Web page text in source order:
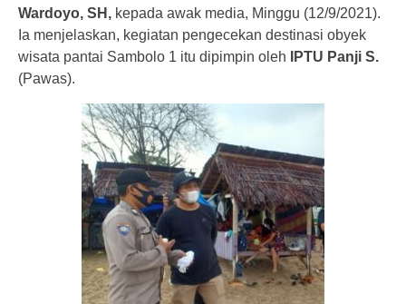
Wardoyo, SH, kepada awak media, Minggu (12/9/2021).
Ia menjelaskan, kegiatan pengecekan destinasi obyek
wisata pantai Sambolo 1 itu dipimpin oleh
IPTU Panji S.
(Pawas).